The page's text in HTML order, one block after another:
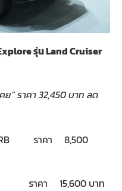
รุ่นLand Cruiser
ย”ราคา32,450บาท ลด
ARB ราคา 8,500
15,600 บาท